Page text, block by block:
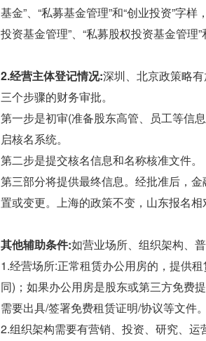
基金”、“私募基金管理”和“创业投资”字
投资基金管理”、“私募股权投资基金管理
2.经营主体登记情况:深圳、北京政策略
三个步骤的财务审批。
第一步是初审(准备股东高管、员工等信
启核名系统。
第二步是提交核名信息和名称核准文件。
第三部分将提供最终信息。经批准后，
置或变更。上海的政策不变，山东报名
其他辅助条件:如营业场所、组织架构、
1.经营场所:正常租赁办公用房的，提供
同)；如果办公用房是股东或第三方免费
需要出具/签署免费租赁证明/协议等文件
2.组织架构需要有营销、投资、研究、